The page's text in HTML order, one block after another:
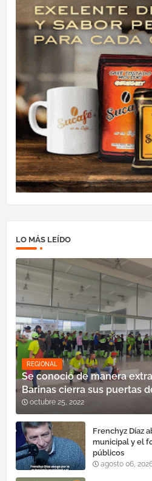
LO MÁS LEÍDO
REGIONAL
Se conoció de manera
Barinas cierra sus puertas
octubre 25, 2022
Frenchyz Díaz
municipal y el
públicos
agosto 06,